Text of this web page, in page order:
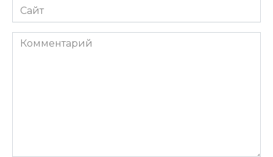
Сайт
Комментарий